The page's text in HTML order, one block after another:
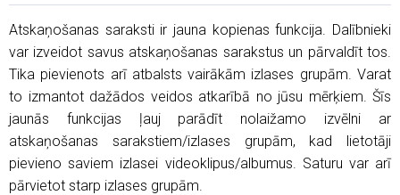
Atskaņošanas saraksti ir jauna kopienas funkcija. Dalībnieki
var izveidot savus atskaņošanas sarakstus un pārvaldīt tos.
Tika pievienots arī atbalsts vairākām izlases grupām. Varat
to izmantot dažādos veidos atkarībā no jūsu mērķiem. Šīs
jaunās funkcijas ļauj parādīt nolaižamo izvēlni ar
atskaņošanas sarakstiem/izlases grupām, kad lietotāji
pievieno saviem izlasei videoklipus/albumus. Saturu var arī
pārvietot starp izlases grupām.